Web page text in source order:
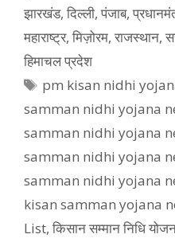
झारखंड, दिल्ली, पंजाब,
महाराष्ट्र, मिज़ोरम, राजस्थान,
हिमाचल प्रदेश
Tags
pm kisan nidhi
samman nidhi yojana
samman nidhi yojana
samman nidhi yojana
samman nidhi yojana
kisan samman yojana
List, किसान सम्मान निधि